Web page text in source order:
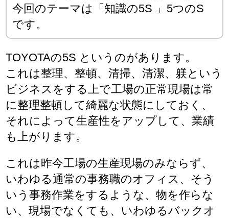
今回のテーマは「知識の5S 」5つのS
です。
TOYOTAの5S というのがあります。
これは整理、整頓、清掃、清潔、躾という
ビジネスをする上で工場の正常現場は常
に整理整頓して綺麗な状態にしておく、
それによって生産性をアップして、業績
も上がります。
これは昨今工場の生産現場のみならず、
いわゆる通常の事務職のオフィス、そう
いう事務作業をするような、物を作らな
い、現場でなくても、いわゆるバックオ